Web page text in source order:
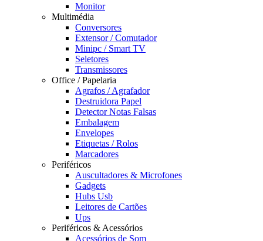
Monitor
Multimédia
Conversores
Extensor / Comutador
Minipc / Smart TV
Seletores
Transmissores
Office / Papelaria
Agrafos / Agrafador
Destruidora Papel
Detector Notas Falsas
Embalagem
Envelopes
Etiquetas / Rolos
Marcadores
Periféricos
Auscultadores & Microfones
Gadgets
Hubs Usb
Leitores de Cartões
Ups
Periféricos & Acessórios
Acessórios de Som